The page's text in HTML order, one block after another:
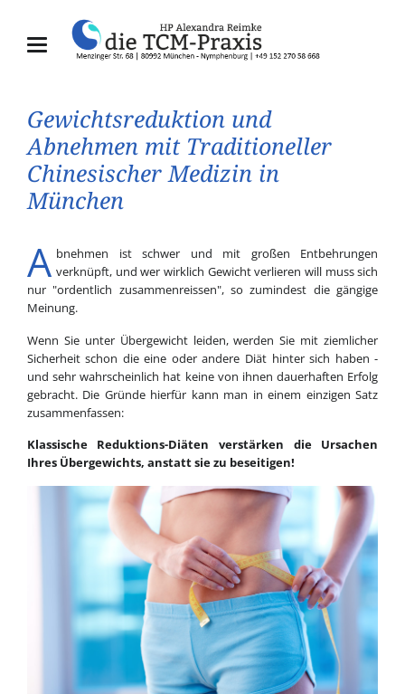
Gewichtsreduktion und
Abnehmen mit Traditioneller
Chinesischer Medizin in
München
A bnehmen ist schwer und mit großen Entbehrungen
verknüpft, und wer wirklich Gewicht verlieren will muss sich
nur "ordentlich zusammenreissen", so zumindest die gängige
Meinung.
Wenn Sie unter Übergewicht leiden, werden Sie mit ziemlicher
Sicherheit schon die eine oder andere Diät hinter sich haben -
und sehr wahrscheinlich hat keine von ihnen dauerhaften Erfolg
gebracht. Die Gründe hierfür kann man in einem einzigen Satz
zusammenfassen:
Klassische Reduktions-Diäten verstärken die Ursachen
Ihres Übergewichts, anstatt sie zu beseitigen!